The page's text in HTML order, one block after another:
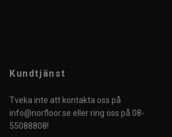
Kundtjänst
Tveka inte att kontakta oss på
info@norfloor.se eller ring oss på 08-
55088808!